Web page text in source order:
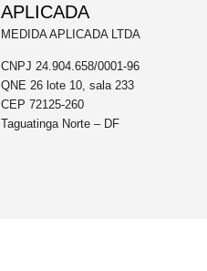
APLICADA
MEDIDA APLICADA LTDA
CNPJ 24.904.658/0001-96
QNE 26 lote 10, sala 233
CEP 72125-260
Taguatinga Norte – DF